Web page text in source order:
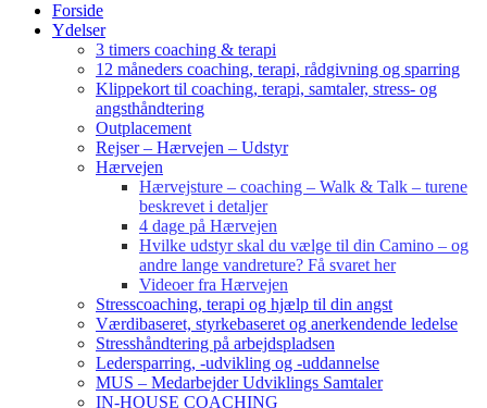
Forside
Ydelser
3 timers coaching & terapi
12 måneders coaching, terapi, rådgivning og sparring
Klippekort til coaching, terapi, samtaler, stress- og
angsthåndtering
Outplacement
Rejser – Hærvejen – Udstyr
Hærvejen
Hærvejsture – coaching – Walk & Talk – turene
beskrevet i detaljer
4 dage på Hærvejen
Hvilke udstyr skal du vælge til din Camino – og
andre lange vandreture? Få svaret her
Videoer fra Hærvejen
Stresscoaching, terapi og hjælp til din angst
Værdibaseret, styrkebaseret og anerkendende ledelse
Stresshåndtering på arbejdspladsen
Ledersparring, -udvikling og -uddannelse
MUS – Medarbejder Udviklings Samtaler
IN-HOUSE COACHING